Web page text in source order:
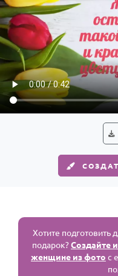
Хотите подготовить
подарок?Создайте
женщине из фото с